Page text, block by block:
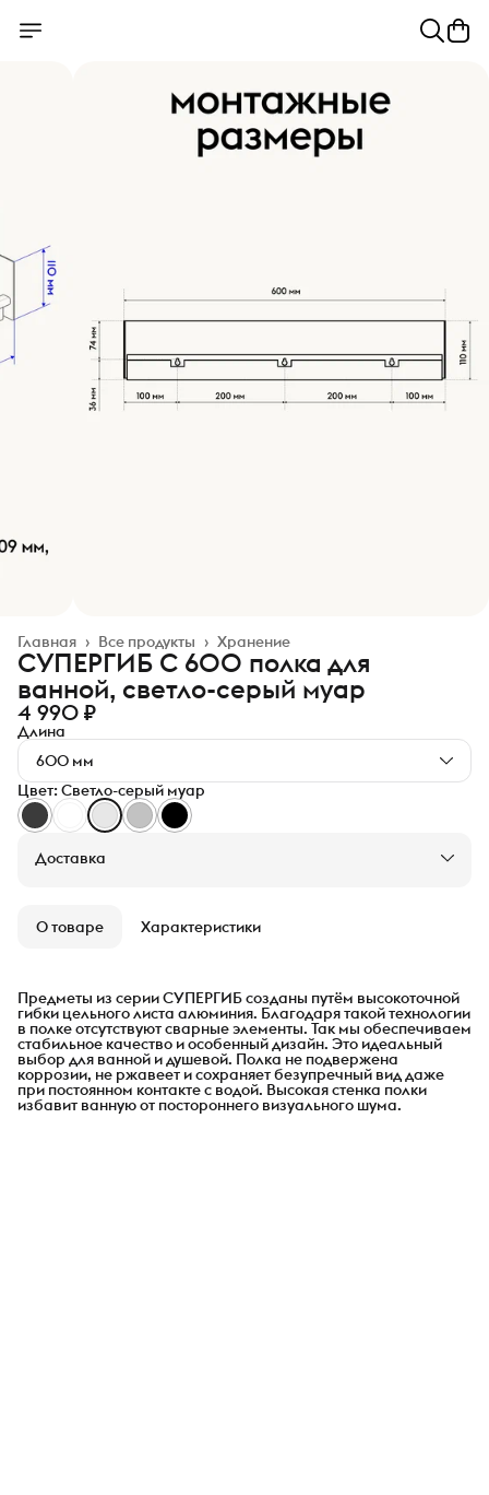
Хранение
Все продукты ›
Главная ›
СУПЕРГИБ С 600 полка для
ванной, светло-серый муар
4 990 ₽
Длина
600 мм
Цвет: Светло-серый муар
Доставка
О товаре Характеристики
Предметы из серии СУПЕРГИБ созданы путём высокоточной
гибки цельного листа алюминия. Благодаря такой технологии
в полке отсутствуют сварные элементы. Так мы обеспечиваем
стабильное качество и особенный дизайн. Это идеальный
выбор для ванной и душевой. Полка не подвержена
коррозии, не ржавеет и сохраняет безупречный вид даже
при постоянном контакте с водой. Высокая стенка полки
избавит ванную от постороннего визуального шума.